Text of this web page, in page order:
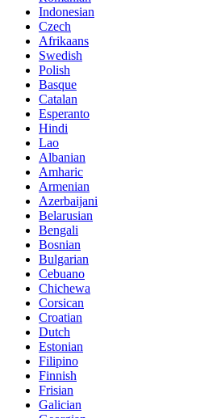
Indonesian
Czech
Afrikaans
Swedish
Polish
Basque
Catalan
Esperanto
Hindi
Lao
Albanian
Amharic
Armenian
Azerbaijani
Belarusian
Bengali
Bosnian
Bulgarian
Cebuano
Chichewa
Corsican
Croatian
Dutch
Estonian
Filipino
Finnish
Frisian
Galician